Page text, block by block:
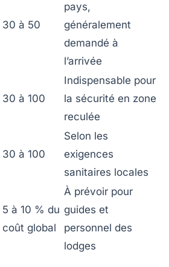
30 à 50
pays,
généralement
demandé à
l’arrivée
30 à 100
Indispensable pour
la sécurité en zone
reculée
30 à 100
Selon les
exigences
sanitaires locales
5 à 10 % du
coût global
À prévoir pour
guides et
personnel des
lodges